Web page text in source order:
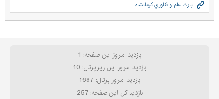
پارك علم و فناوري كرمانشاه
بازدید امروز این صفحه: 1
بازدید امروز این زیرپرتال: 10
بازدید امروز پرتال: 1687
بازدید کل این صفحه: 257